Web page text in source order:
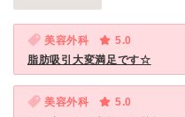
美容外科
5.0
脂肪吸引大変満足です☆
美容外科
5.0